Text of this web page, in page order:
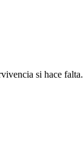
si hace falta.